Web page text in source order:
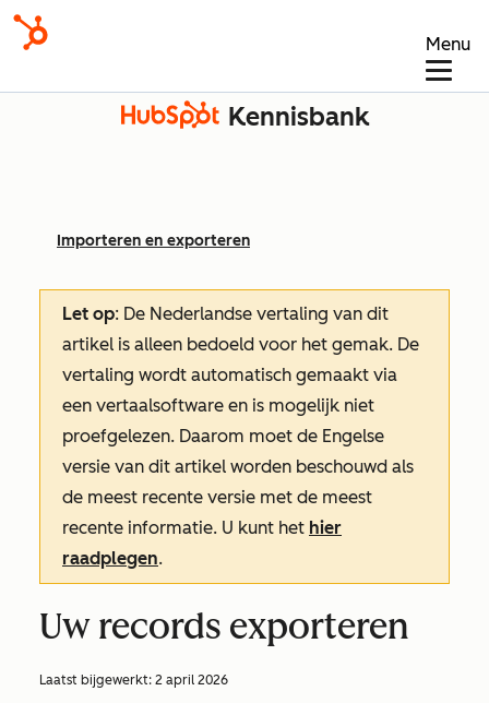
Menu
Kennisbank
Importeren en exporteren
Let op: De Nederlandse vertaling van dit
artikel is alleen bedoeld voor het gemak. De
vertaling wordt automatisch gemaakt via
een vertaalsoftware en is mogelijk niet
proefgelezen. Daarom moet de Engelse
versie van dit artikel worden beschouwd als
de meest recente versie met de meest
recente informatie. U kunt het hier
raadplegen.
Uw records exporteren
Laatst bijgewerkt: 2 april 2026